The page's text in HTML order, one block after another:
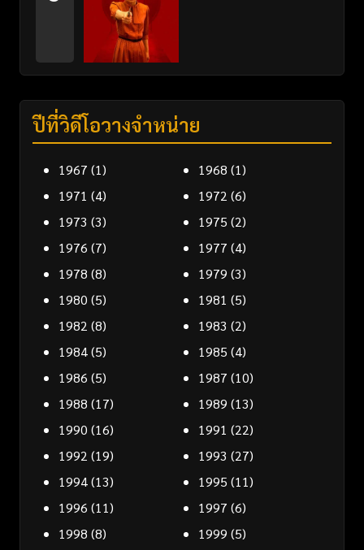
ปีที่วิดีโอวางจำหน่าย
1967 (1) 1968 (1)
1971 (4) 1972 (6)
1973 (3) 1975 (2)
1976 (7) 1977 (4)
1978 (8) 1979 (3)
1980 (5) 1981 (5)
1982 (8) 1983 (2)
1984(5) 1985 (4)
1986 (5) 1987 (10)
1988 (17) 1989 (13)
1990 (16) 1991 (22)
1992 (19) 1993 (27)
1994(13) 1995 (11)
1996 (11) 1997 (6)
1998 (8) 1999 (5)